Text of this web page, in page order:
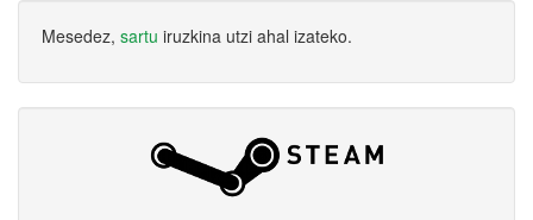
Mesedez, sartu iruzkina utzi ahal izateko.